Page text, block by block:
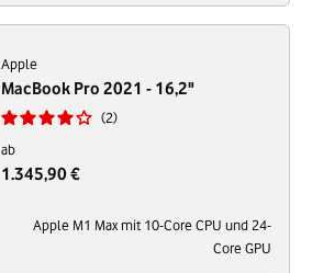
Apple
MacBook Pro 2021 - 16,2"
2
ab
1.345,90 €
Apple M1 Max mit 10-Core CPU und 24-
Core GPU